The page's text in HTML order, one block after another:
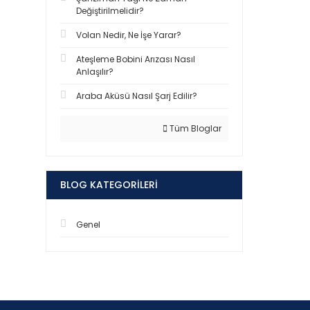
Değiştirilmelidir?
Volan Nedir, Ne İşe Yarar?
Ateşleme Bobini Arızası Nasıl
Anlaşılır?
Araba Aküsü Nasıl Şarj Edilir?
Tüm Bloglar
BLOG KATEGORILERI
Genel